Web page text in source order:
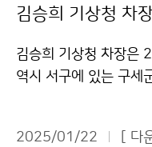
김승희 기상청 차장은
역시 서구에 있는 구세
2025/01/22
[ 다